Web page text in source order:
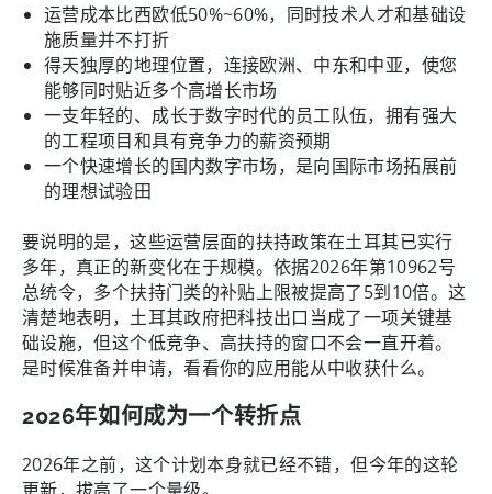
运营成本比西欧低50%~60%，同时技术人才和基础设
施质量并不打折
得天独厚的地理位置，连接欧洲、中东和中亚，使您
能够同时贴近多个高增长市场
一支年轻的、成长于数字时代的员工队伍，拥有强大
的工程项目和具有竞争力的薪资预期
一个快速增长的国内数字市场，是向国际市场拓展前
的理想试验田
要说明的是，这些运营层面的扶持政策在土耳其已实行
多年，真正的新变化在于规模。依据2026年第10962号
总统令，多个扶持门类的补贴上限被提高了5到10倍。这
清楚地表明，土耳其政府把科技出口当成了一项关键基
础设施，但这个低竞争、高扶持的窗口不会一直开着。
是时候准备并申请，看看你的应用能从中收获什么。
2026年如何成为一个转折点
2026年之前，这个计划本身就已经不错，但今年的这轮